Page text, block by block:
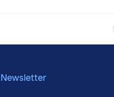
Newsletter